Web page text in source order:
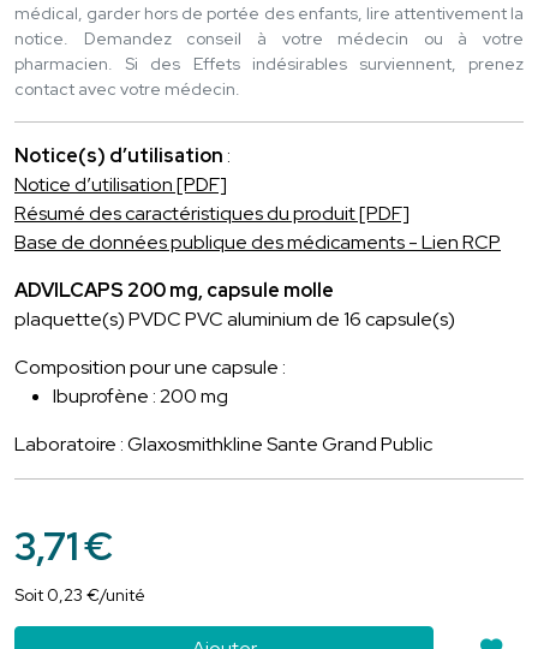
médical, garder hors de portée des enfants, lire attentivement la
notice. Demandez conseil à votre médecin ou à votre
pharmacien. Si des Effets indésirables surviennent, prenez
contact avec votre médecin.
Notice(s) d’utilisation :
Notice d’utilisation [PDF]
Résumé des caractéristiques du produit [PDF]
Base de données publique des médicaments - Lien RCP
ADVILCAPS 200 mg, capsule molle
plaquette(s) PVDC PVC aluminium de 16 capsule(s)
Composition pour une capsule :
Ibuprofène : 200 mg
Laboratoire : Glaxosmithkline Sante Grand Public
3,71€
Soit 0,23 €/unité